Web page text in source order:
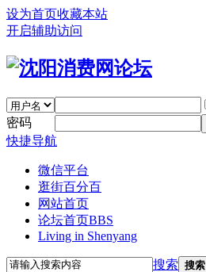
设为首页收藏本站
开启辅助访问
密码
快捷导航
微信平台
逛街百分百
网站首页
论坛首页BBS
Living in Shenyang
搜索 搜索